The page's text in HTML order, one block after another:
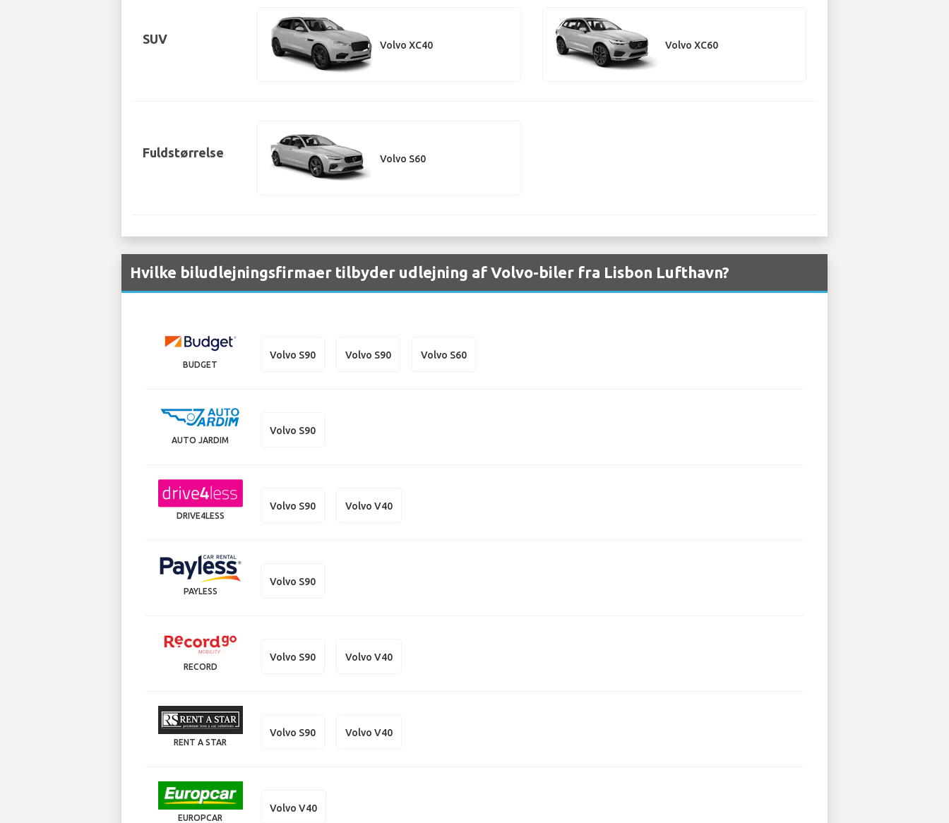
SUV Volvo XC40 Volvo XC60
Fuldstørrelse Volvo S60
Hvilke biludlejningsfirmaer tilbyder udlejning af Volvo-biler fra Lisbon Lufthavn?
BUDGET
Volvo S90 Volvo S90 Volvo S60
AUTO JARDIM
Volvo S90
DRIVE4LESS
Volvo S90 Volvo V40
PAYLESS
Volvo S90
RECORD
Volvo S90 Volvo V40
RENT A STAR
Volvo S90 Volvo V40
EUROPCAR
Volvo V40